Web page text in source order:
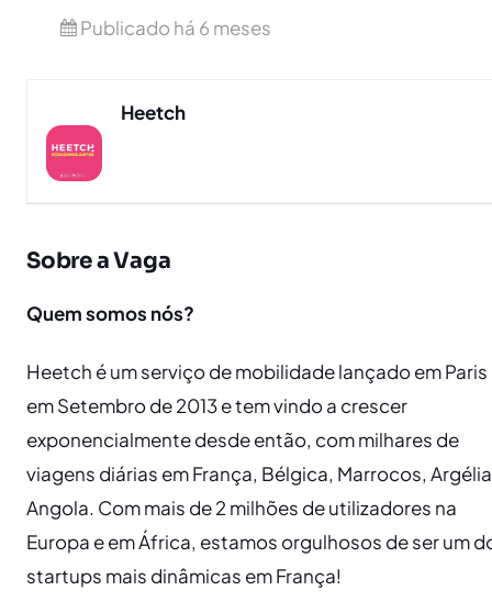
Publicado há 6 meses
Heetch
Sobre a Vaga
Quem somos nós?
Heetch é um serviço de mobilidade lançado em Paris
em Setembro de 2013 e tem vindo a crescer
exponencialmente desde então, com milhares de
viagens diárias em França, Bélgica, Marrocos,
Angola. Com mais de 2 milhões de utilizadores na
Europa e em África, estamos orgulhosos de ser um
startups mais dinâmicas em França!